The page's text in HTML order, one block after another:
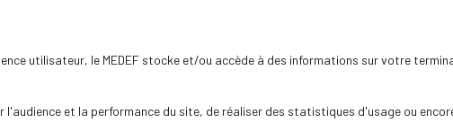
utilisateur, le MEDEF stocke et/ou accède à des informations sur votre
et la performance du site, de réaliser des statistiques d'usage ou